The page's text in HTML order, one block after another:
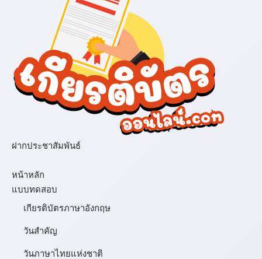
ฝากประชาสัมพันธ์
หน้าหลัก
แบบทดสอบ
เกียรติบัตรภาษาอังกฤษ
วันสำคัญ
วันภาษาไทยแห่งชาติ